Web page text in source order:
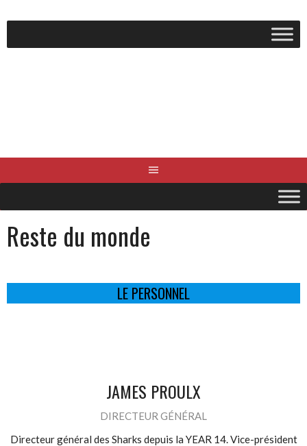
au
Reste du monde
LE PERSONNEL
JAMES PROULX
DIRECTEUR GÉNÉRAL
Directeur général des Sharks depuis la YEAR 14. Vice-président